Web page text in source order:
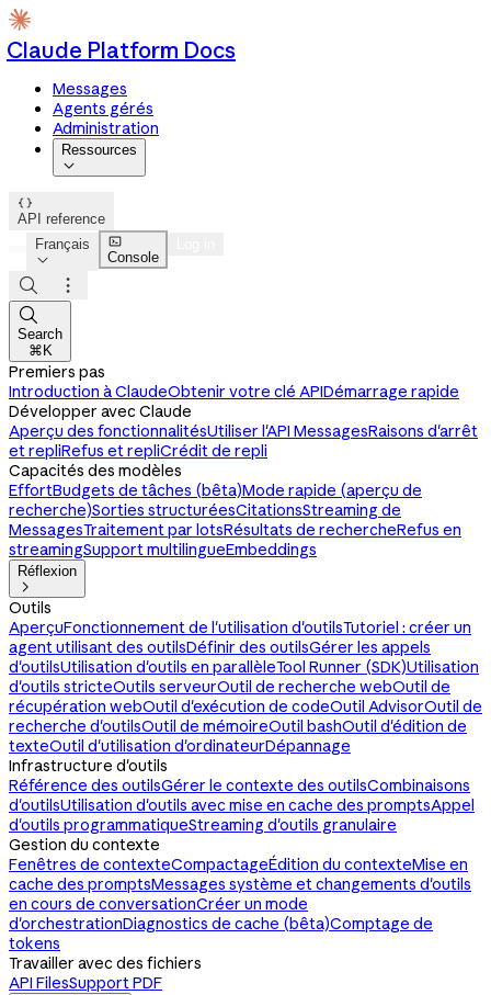
Claude Platform Docs
Messages
Agents gérés
Administration
Ressources


API reference
Français


Console



Search
⌘K
Premiers pas
Introduction à ClaudeObtenir votre clé APIDémarrage rapide
Développer avec Claude
Aperçu des fonctionnalitésUtiliser l'API MessagesRaisons d'arrêt
et repliRefus et repliCrédit de repli
Capacités des modèles
EffortBudgets de tâches (bêta)Mode rapide (aperçu de
recherche)Sorties structuréesCitationsStreaming de
MessagesTraitement par lotsRésultats de rechercheRefus en
streamingSupport multilingueEmbeddings
Réflexion

Outils
AperçuFonctionnement de l'utilisation d'outilsTutoriel : créer un
agent utilisant des outilsDéfinir des outilsGérer les appels
d'outilsUtilisation d'outils en parallèleTool Runner (SDK)Utilisation
d'outils stricteOutils serveurOutil de recherche webOutil de
récupération webOutil d'exécution de codeOutil AdvisorOutil de
recherche d'outilsOutil de mémoireOutil bashOutil d'édition de
texteOutil d'utilisation d'ordinateurDépannage
Infrastructure d'outils
Référence des outilsGérer le contexte des outilsCombinaisons
d'outilsUtilisation d'outils avec mise en cache des promptsAppel
d'outils programmatiqueStreaming d'outils granulaire
Gestion du contexte
Fenêtres de contexteCompactageÉdition du contexteMise en
cache des promptsMessages système et changements d'outils
en cours de conversationCréer un mode
d'orchestrationDiagnostics de cache (bêta)Comptage de
tokens
Travailler avec des fichiers
API FilesSupport PDF